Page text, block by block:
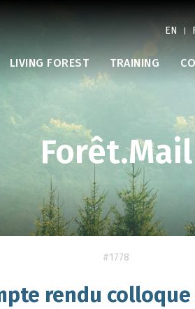
EN
LIVING FOREST TRAINING
Forêt.Mail
#1778
rendu